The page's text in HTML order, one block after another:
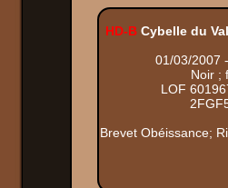
Champion de
2003,
HD-B Cybelle du
01/03/2007
Noir ;
LOF
Brevet Obéissance;